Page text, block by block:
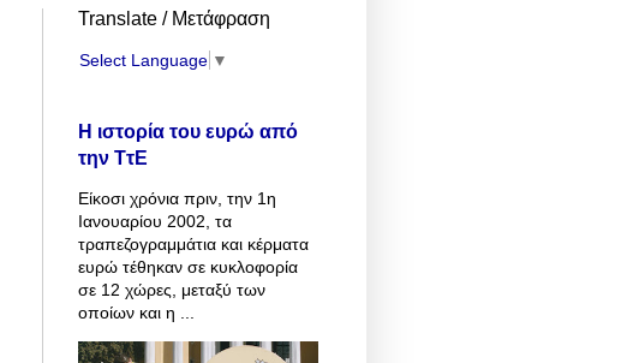
Translate / Μετάφραση
Select Language ▼
Η ιστορία του ευρώ από
την ΤτΕ
Είκοσι χρόνια πριν, την 1η
Ιανουαρίου 2002, τα
τραπεζογραμμάτια και κέρματα
ευρώ τέθηκαν σε κυκλοφορία
σε 12 χώρες, μεταξύ των
οποίων και η ...